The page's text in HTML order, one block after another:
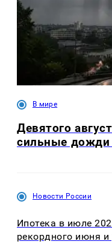
В мире
Девятого
сильные дожди
Новости России
Ипотека в июле
рекордного июня и